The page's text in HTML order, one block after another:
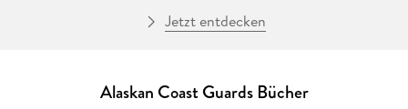
»Wenn Robin mich so ansah, wollte ich sie in meine Arme ziehen
Nach ihrer Strafversetzung in das entlegene Alaska will die
Jetzt entdecken
Alaskan Coast Guards Bücher